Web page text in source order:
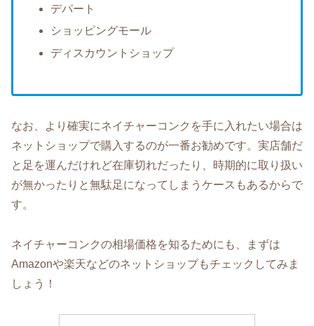
デパート
ショッピングモール
ディスカウントショップ
なお、より確実にネイチャーコンクを手に入れたい場合は
ネットショップで購入するのが一番お勧めです。実店舗だ
と足を運んだけれど在庫切れだったり、時期的に取り扱い
が無かったりと無駄足になってしまうケースもあるからで
す。
ネイチャーコンクの相場価格を知るためにも、まずは
Amazonや楽天などのネットショップもチェックしてみま
しょう！